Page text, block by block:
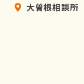
大曽根相談所